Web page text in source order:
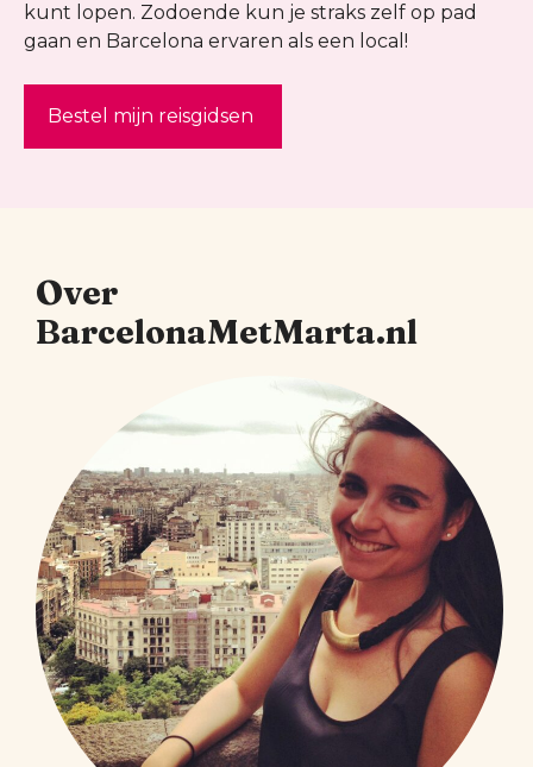
kunt lopen. Zodoende kun je straks zelf op pad
gaan en Barcelona ervaren als een local!
Bestel mijn reisgidsen
Over
BarcelonaMetMarta.nl